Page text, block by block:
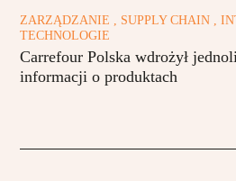
ZARZĄDZANIE , SUPPLY CHAIN ,
TECHNOLOGIE
Carrefour Polska wdrożył
informacji o produktach